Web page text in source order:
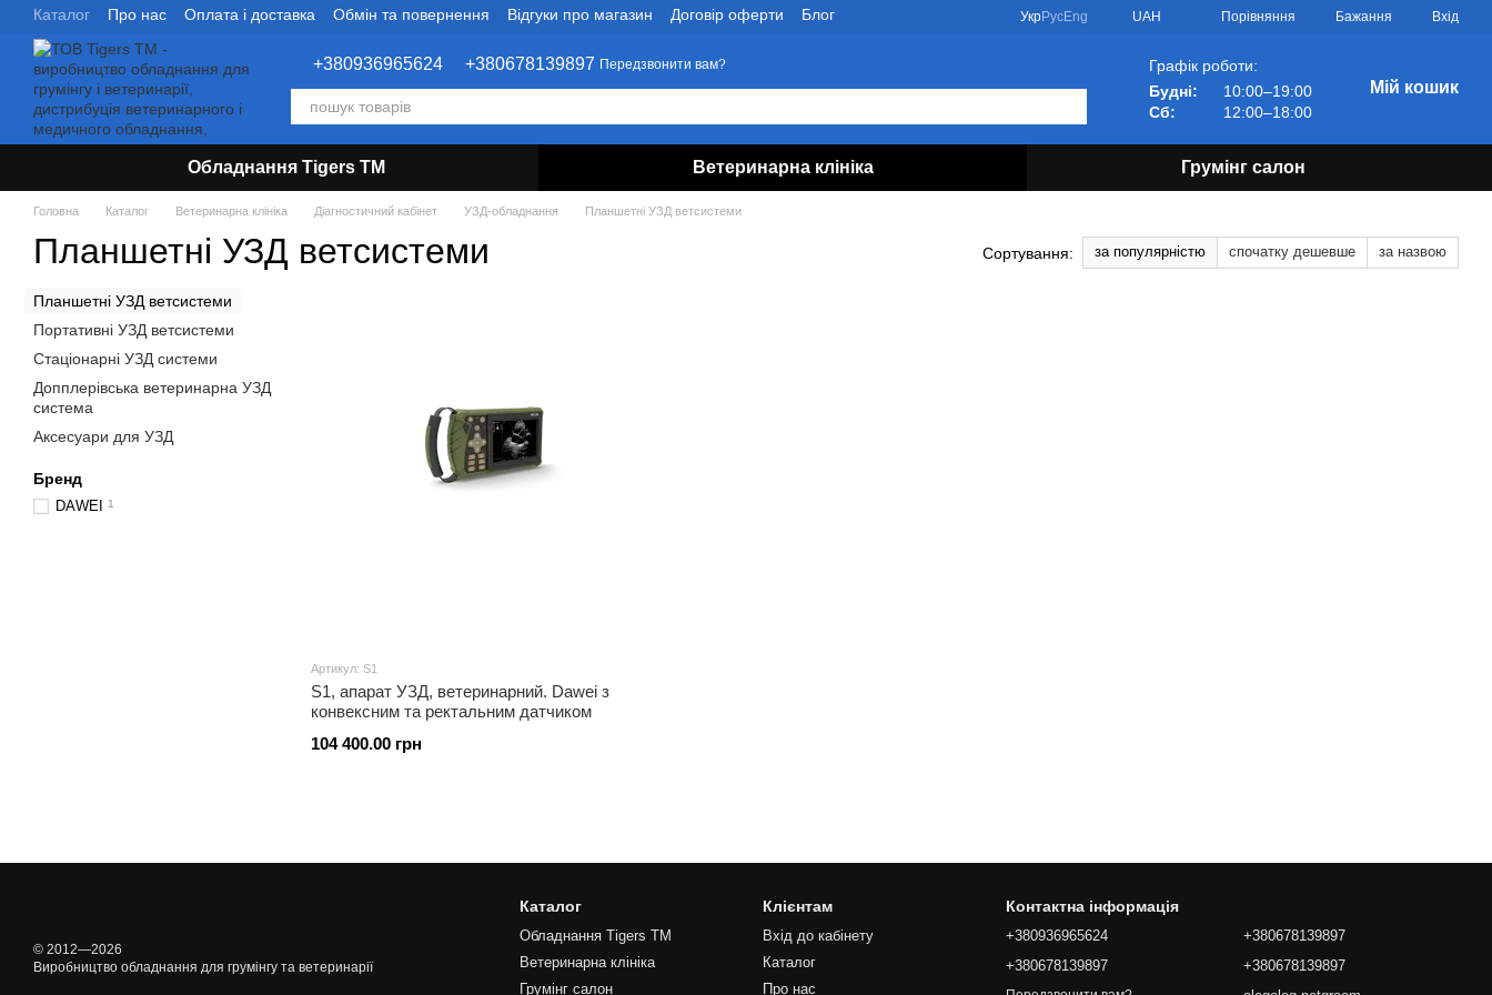
Перейти до основного контенту
Каталог Про нас Оплата і доставка Обмін та повернення Відгуки про магазин Договір оферти
Блог
УкрРусEng UAH Порівняння Бажання Вхід
+380936965624 +380678139897 Передзвонити вам?
Графік роботи:
Будні:
10:00–19:00
Сб:
12:00–18:00
Мій кошик
Обладнання Tigers TM Ветеринарна клініка Грумінг салон
Головна Каталог Ветеринарна клініка Діагностичний кабінет УЗД-обладнання Планшетні УЗД ветсистеми
Планшетні УЗД ветсистеми Сортування: за популярністю спочатку дешевше за назвою
Артикул: S1
S1, апарат УЗД, ветеринарний. Dawei з
конвексним та ректальним датчиком
104 400.00 грн
Планшетні УЗД ветсистеми
Портативні УЗД ветсистеми
Стаціонарні УЗД системи
Допплерівська ветеринарна УЗД
система
Аксесуари для УЗД
Бренд
DAWEI 1
© 2012—2026
Виробництво обладнання для грумінгу та ветеринарії
Каталог
Обладнання Tigers TM
Ветеринарна клініка
Грумінг салон
Клієнтам
Вхід до кабінету
Каталог
Про нас
Контактна інформація
+380936965624
+380678139897
+380678139897
+380678139897